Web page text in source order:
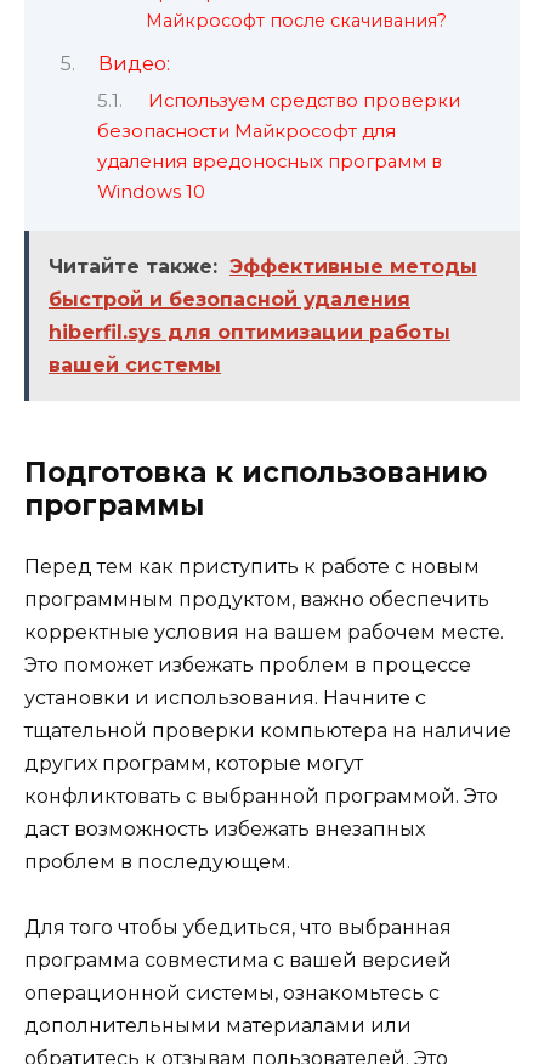
Майкрософт после скачивания?
Видео:
Используем средство проверки
безопасности Майкрософт для
удаления вредоносных программ в
Windows 10
Читайте также: Эффективные методы
быстрой и безопасной удаления
hiberfil.sys для оптимизации работы
вашей системы
Подготовка к использованию
программы
Перед тем как приступить к работе с новым
программным продуктом, важно обеспечить
корректные условия на вашем рабочем месте.
Это поможет избежать проблем в процессе
установки и использования. Начните с
тщательной проверки компьютера на наличие
других программ, которые могут
конфликтовать с выбранной программой. Это
даст возможность избежать внезапных
проблем в последующем.
Для того чтобы убедиться, что выбранная
программа совместима с вашей версией
операционной системы, ознакомьтесь с
дополнительными материалами или
обратитесь к отзывам пользователей. Это